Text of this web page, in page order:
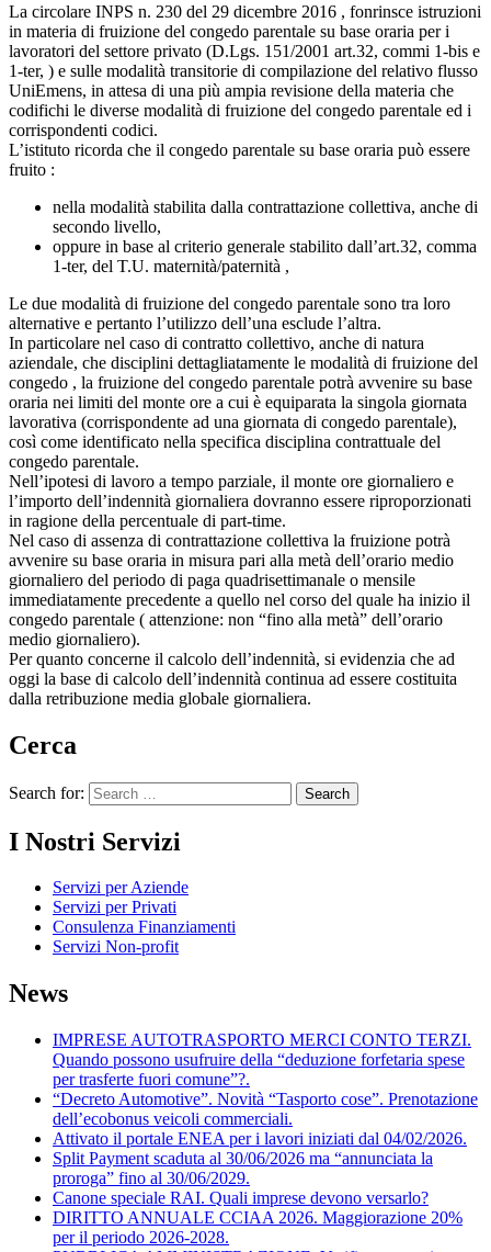
La circolare INPS n. 230 del 29 dicembre 2016 , fonrinsce istruzioni
in materia di fruizione del congedo parentale su base oraria per i
lavoratori del settore privato (D.Lgs. 151/2001 art.32, commi 1-bis e
1-ter, ) e sulle modalità transitorie di compilazione del relativo flusso
UniEmens, in attesa di una più ampia revisione della materia che
codifichi le diverse modalità di fruizione del congedo parentale ed i
corrispondenti codici.
L’istituto ricorda che il congedo parentale su base oraria può essere
fruito :
nella modalità stabilita dalla contrattazione collettiva, anche di
secondo livello,
oppure in base al criterio generale stabilito dall’art.32, comma
1-ter, del T.U. maternità/paternità ,
Le due modalità di fruizione del congedo parentale sono tra loro
alternative e pertanto l’utilizzo dell’una esclude l’altra.
In particolare nel caso di contratto collettivo, anche di natura
aziendale, che disciplini dettagliatamente le modalità di fruizione del
congedo , la fruizione del congedo parentale potrà avvenire su base
oraria nei limiti del monte ore a cui è equiparata la singola giornata
lavorativa (corrispondente ad una giornata di congedo parentale),
così come identificato nella specifica disciplina contrattuale del
congedo parentale.
Nell’ipotesi di lavoro a tempo parziale, il monte ore giornaliero e
l’importo dell’indennità giornaliera dovranno essere riproporzionati
in ragione della percentuale di part-time.
Nel caso di assenza di contrattazione collettiva la fruizione potrà
avvenire su base oraria in misura pari alla metà dell’orario medio
giornaliero del periodo di paga quadrisettimanale o mensile
immediatamente precedente a quello nel corso del quale ha inizio il
congedo parentale ( attenzione: non “fino alla metà” dell’orario
medio giornaliero).
Per quanto concerne il calcolo dell’indennità, si evidenzia che ad
oggi la base di calcolo dell’indennità continua ad essere costituita
dalla retribuzione media globale giornaliera.
Cerca
Search for:
I Nostri Servizi
Servizi per Aziende
Servizi per Privati
Consulenza Finanziamenti
Servizi Non-profit
News
IMPRESE AUTOTRASPORTO MERCI CONTO TERZI.
Quando possono usufruire della “deduzione forfetaria spese
per trasferte fuori comune”?.
“Decreto Automotive”. Novità “Tasporto cose”. Prenotazione
dell’ecobonus veicoli commerciali.
Attivato il portale ENEA per i lavori iniziati dal 04/02/2026.
Split Payment scaduta al 30/06/2026 ma “annunciata la
proroga” fino al 30/06/2029.
Canone speciale RAI. Quali imprese devono versarlo?
DIRITTO ANNUALE CCIAA 2026. Maggiorazione 20%
per il periodo 2026-2028.